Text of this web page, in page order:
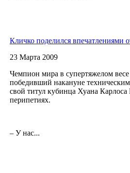
Кличко поделился впечатлениями
23 Марта 2009
Чемпион мира в супертяжелом
победивший накануне техническим
свой титул кубинца Хуана Карлоса
перипетиях.
– У нас...